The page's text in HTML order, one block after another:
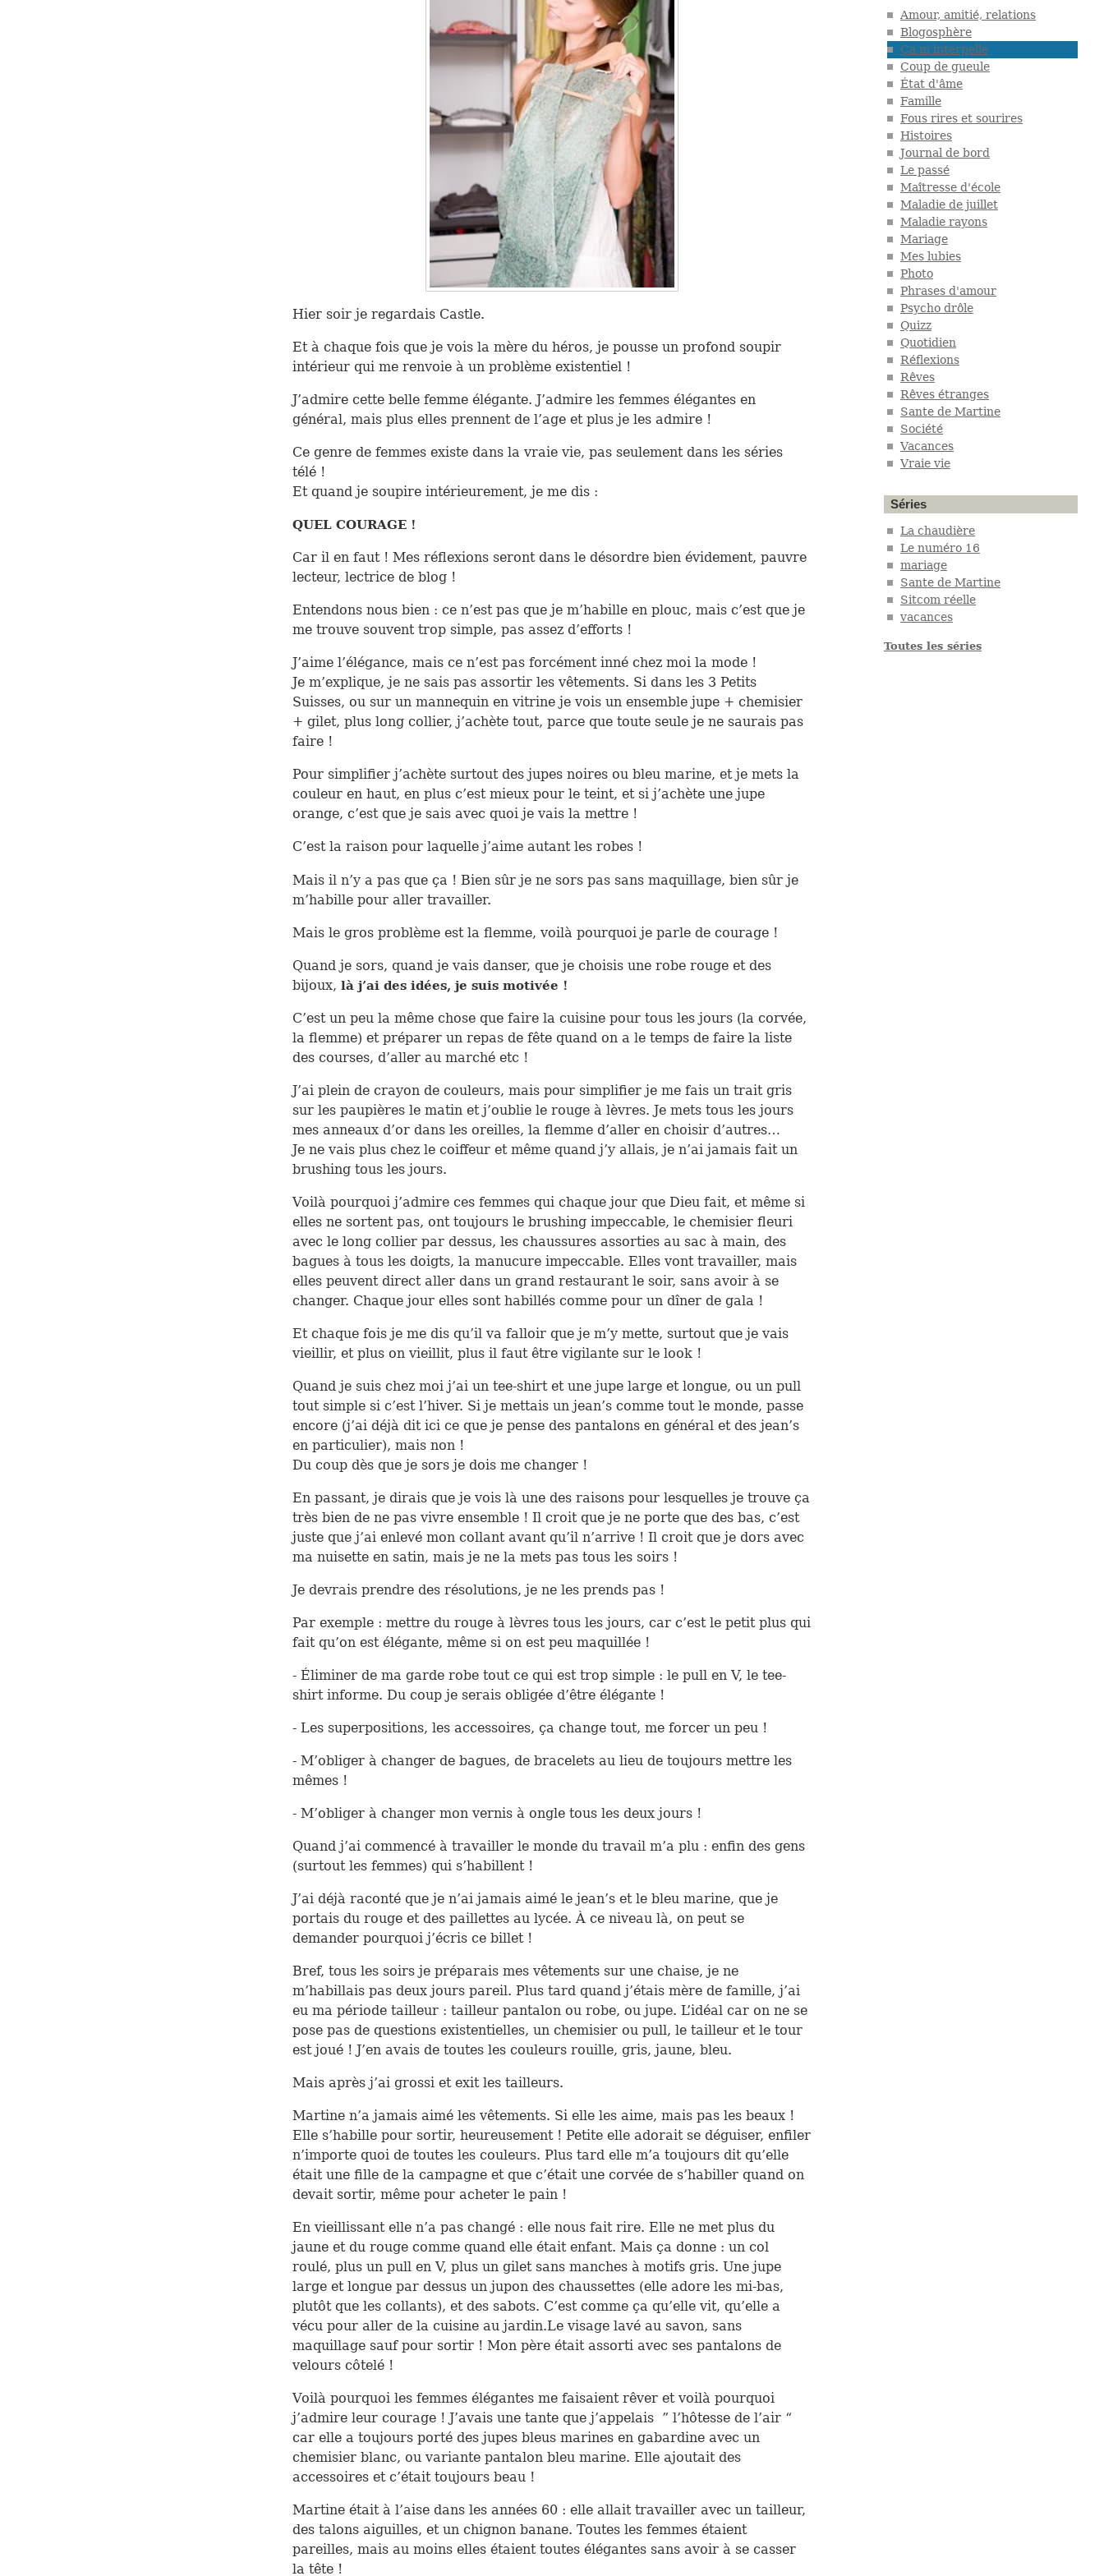
Hier soir je regardais Castle.
Et à chaque fois que je vois la mère du héros, je pousse un profond soupir
intérieur qui me renvoie à un problème existentiel !
J’admire cette belle femme élégante. J’admire les femmes élégantes en
général, mais plus elles prennent de l’age et plus je les admire !
Ce genre de femmes existe dans la vraie vie, pas seulement dans les séries
télé !
Et quand je soupire intérieurement, je me dis :
QUEL COURAGE !
Car il en faut ! Mes réflexions seront dans le désordre bien évidement, pauvre
lecteur, lectrice de blog !
Entendons nous bien : ce n’est pas que je m’habille en plouc, mais c’est que je
me trouve souvent trop simple, pas assez d’efforts !
J’aime l’élégance, mais ce n’est pas forcément inné chez moi la mode !
Je m’explique, je ne sais pas assortir les vêtements. Si dans les 3 Petits
Suisses, ou sur un mannequin en vitrine je vois un ensemble jupe + chemisier
+ gilet, plus long collier, j’achète tout, parce que toute seule je ne saurais pas
faire !
Pour simplifier j’achète surtout des jupes noires ou bleu marine, et je mets la
couleur en haut, en plus c’est mieux pour le teint, et si j’achète une jupe
orange, c’est que je sais avec quoi je vais la mettre !
C’est la raison pour laquelle j’aime autant les robes !
Mais il n’y a pas que ça ! Bien sûr je ne sors pas sans maquillage, bien sûr je
m’habille pour aller travailler.
Mais le gros problème est la flemme, voilà pourquoi je parle de courage !
Quand je sors, quand je vais danser, que je choisis une robe rouge et des
bijoux,là j’ai des idées, je suis motivée !
C’est un peu la même chose que faire la cuisine pour tous les jours (la corvée,
la flemme) et préparer un repas de fête quand on a le temps de faire la liste
des courses, d’aller au marché etc !
J’ai plein de crayon de couleurs, mais pour simplifier je me fais un trait gris
sur les paupières le matin et j’oublie le rouge à lèvres. Je mets tous les jours
mes anneaux d’or dans les oreilles, la flemme d’aller en choisir d’autres…
Je ne vais plus chez le coiffeur et même quand j’y allais, je n’ai jamais fait un
brushing tous les jours.
Voilà pourquoi j’admire ces femmes qui chaque jour que Dieu fait, et même si
elles ne sortent pas, ont toujours le brushing impeccable, le chemisier fleuri
avec le long collier par dessus, les chaussures assorties au sac à main, des
bagues à tous les doigts, la manucure impeccable. Elles vont travailler, mais
elles peuvent direct aller dans un grand restaurant le soir, sans avoir à se
changer. Chaque jour elles sont habillés comme pour un dîner de gala !
Et chaque fois je me dis qu’il va falloir que je m’y mette, surtout que je vais
vieillir, et plus on vieillit, plus il faut être vigilante sur le look !
Quand je suis chez moi j’ai un tee-shirt et une jupe large et longue, ou un pull
tout simple si c’est l’hiver. Si je mettais un jean’s comme tout le monde, passe
encore (j’ai déjà dit ici ce que je pense des pantalons en général et des jean’s
en particulier), mais non !
Du coup dès que je sors je dois me changer !
En passant, je dirais que je vois là une des raisons pour lesquelles je trouve ça
très bien de ne pas vivre ensemble ! Il croit que je ne porte que des bas, c’est
juste que j’ai enlevé mon collant avant qu’il n’arrive ! Il croit que je dors avec
ma nuisette en satin, mais je ne la mets pas tous les soirs !
Je devrais prendre des résolutions, je ne les prends pas !
Par exemple : mettre du rouge à lèvres tous les jours, car c’est le petit plus qui
fait qu’on est élégante, même si on est peu maquillée !
- Éliminer de ma garde robe tout ce qui est trop simple : le pull en V, le tee-
shirt informe. Du coup je serais obligée d’être élégante !
- Les superpositions, les accessoires, ça change tout, me forcer un peu !
- M’obliger à changer de bagues, de bracelets au lieu de toujours mettre les
mêmes !
- M’obliger à changer mon vernis à ongle tous les deux jours !
Quand j’ai commencé à travailler le monde du travail m’a plu : enfin des gens
(surtout les femmes) qui s’habillent !
J’ai déjà raconté que je n’ai jamais aimé le jean’s et le bleu marine, que je
portais du rouge et des paillettes au lycée. À ce niveau là, on peut se
demander pourquoi j’écris ce billet !
Bref, tous les soirs je préparais mes vêtements sur une chaise, je ne
m’habillais pas deux jours pareil. Plus tard quand j’étais mère de famille, j’ai
eu ma période tailleur : tailleur pantalon ou robe, ou jupe. L’idéal car on ne se
pose pas de questions existentielles, un chemisier ou pull, le tailleur et le tour
est joué ! J’en avais de toutes les couleurs rouille, gris, jaune, bleu.
Mais après j’ai grossi et exit les tailleurs.
Martine n’a jamais aimé les vêtements. Si elle les aime, mais pas les beaux !
Elle s’habille pour sortir, heureusement ! Petite elle adorait se déguiser, enfiler
n’importe quoi de toutes les couleurs. Plus tard elle m’a toujours dit qu’elle
était une fille de la campagne et que c’était une corvée de s’habiller quand on
devait sortir, même pour acheter le pain !
En vieillissant elle n’a pas changé : elle nous fait rire. Elle ne met plus du
jaune et du rouge comme quand elle était enfant. Mais ça donne : un col
roulé, plus un pull en V, plus un gilet sans manches à motifs gris. Une jupe
large et longue par dessus un jupon des chaussettes (elle adore les mi-bas,
plutôt que les collants), et des sabots. C’est comme ça qu’elle vit, qu’elle a
vécu pour aller de la cuisine au jardin.Le visage lavé au savon, sans
maquillage sauf pour sortir ! Mon père était assorti avec ses pantalons de
velours côtelé !
Voilà pourquoi les femmes élégantes me faisaient rêver et voilà pourquoi
j’admire leur courage ! J’avais une tante que j’appelais ” l’hôtesse de l’air “
car elle a toujours porté des jupes bleus marines en gabardine avec un
chemisier blanc, ou variante pantalon bleu marine. Elle ajoutait des
accessoires et c’était toujours beau !
Martine était à l’aise dans les années 60 : elle allait travailler avec un tailleur,
des talons aiguilles, et un chignon banane. Toutes les femmes étaient
pareilles, mais au moins elles étaient toutes élégantes sans avoir à se casser
la tête !
Amour, amitié, relations
Blogosphère
Ça m'interpelle
Coup de gueule
État d'âme
Famille
Fous rires et sourires
Histoires
Journal de bord
Le passé
Maîtresse d'école
Maladie de juillet
Maladie rayons
Mariage
Mes lubies
Photo
Phrases d'amour
Psycho drôle
Quizz
Quotidien
Réflexions
Rêves
Rêves étranges
Sante de Martine
Société
Vacances
Vraie vie
Séries
La chaudière
Le numéro 16
mariage
Sante de Martine
Sitcom réelle
vacances
Toutes les séries